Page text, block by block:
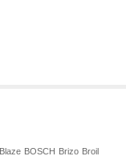
BOSCH Brizo Broil